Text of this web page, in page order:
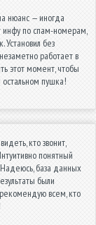
нюанс — иногда
по спам-номерам,
Установил без
работает в
этот момент, чтобы
пушка!
кто звонит,
понятный
база данных
были
всем, кто